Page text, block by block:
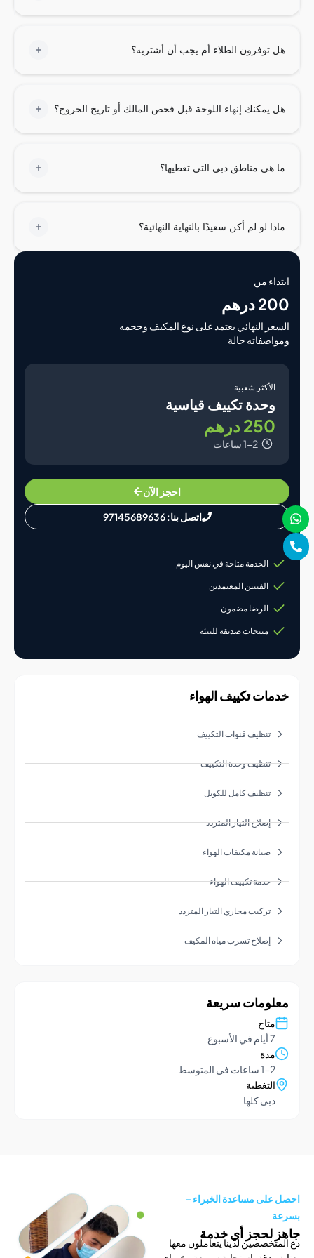
الطلاء أم يجب أن أشتريه؟
إنهاء اللوحة قبل فحص المالك أو تاريخ الخروج؟
مناطق دبي التي تغطيها؟
لو لم أكن سعيدًا بالنهاية النهائية؟
النهائي يعتمد على نوع المكيف وحجمه
حالة
الأكثر شعبية
وحدة تكييف قياسية
اتصل بنا: 97145689636
الخدمة متاحة في نفس اليوم
الفنيين المعتمدين
الرضا مضمون
منتجات صديقة للبيئة
تكييف الهواء
تنظيف قنوات التكييف
تنظيف وحدة التكييف
تنظيف كامل للكويل
إصلاح التيار المتردد
صيانة مكيفات الهواء
خدمة تكييف الهواء
تركيب مجاري التيار المتردد
إصلاح تسرب مياه المكيف
سريعة
مساعدة الخبراء –
لحجز أي خدمة
لدينا يتعاملون معها